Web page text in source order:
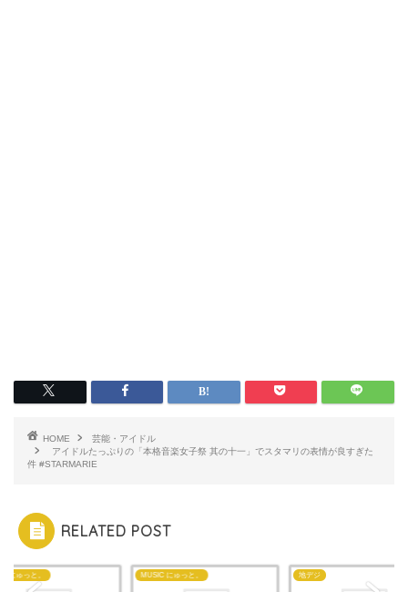
HOME
芸能・アイドル
アイドルたっぷりの「本格音楽女子祭 其の十一」でスタマリの表情が良すぎた
件 #STARMARIE
RELATED POST
にゅっと。 MUSIC にゅっと。 地デジ